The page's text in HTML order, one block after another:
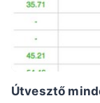
Útvesztő